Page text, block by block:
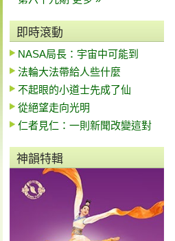
即時滾動
NASA局長：宇宙中可能到
法輪大法帶給人些什麼
不起眼的小道士先成了仙
從絕望走向光明
仁者見仁：一則新聞改變這對
神韻特輯